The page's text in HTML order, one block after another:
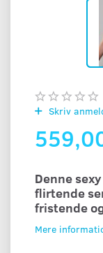
Skriv
Denne
flirtende
fristende
Mere